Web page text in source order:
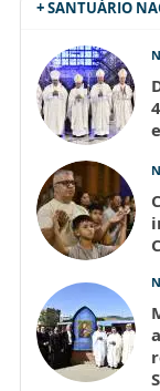
+ SANTUÁRIO